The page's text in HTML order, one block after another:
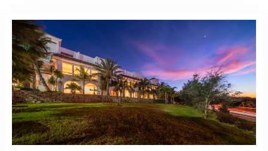
Blog
Français
BOOK NOW